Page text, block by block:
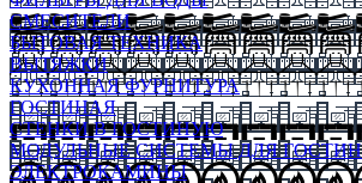
СМЕСИТЕЛИ
БЫТОВАЯ ТЕХНИКА
ВЫТЯЖКИ
КУХОННАЯ ФУРНИТУРА
ГОСТИНАЯ
СТЕНКИ В ГОСТИНУЮ
МОДУЛЬНЫЕ СИСТЕМЫ ДЛЯ
ЭЛЕКТРОКАМИНЫ